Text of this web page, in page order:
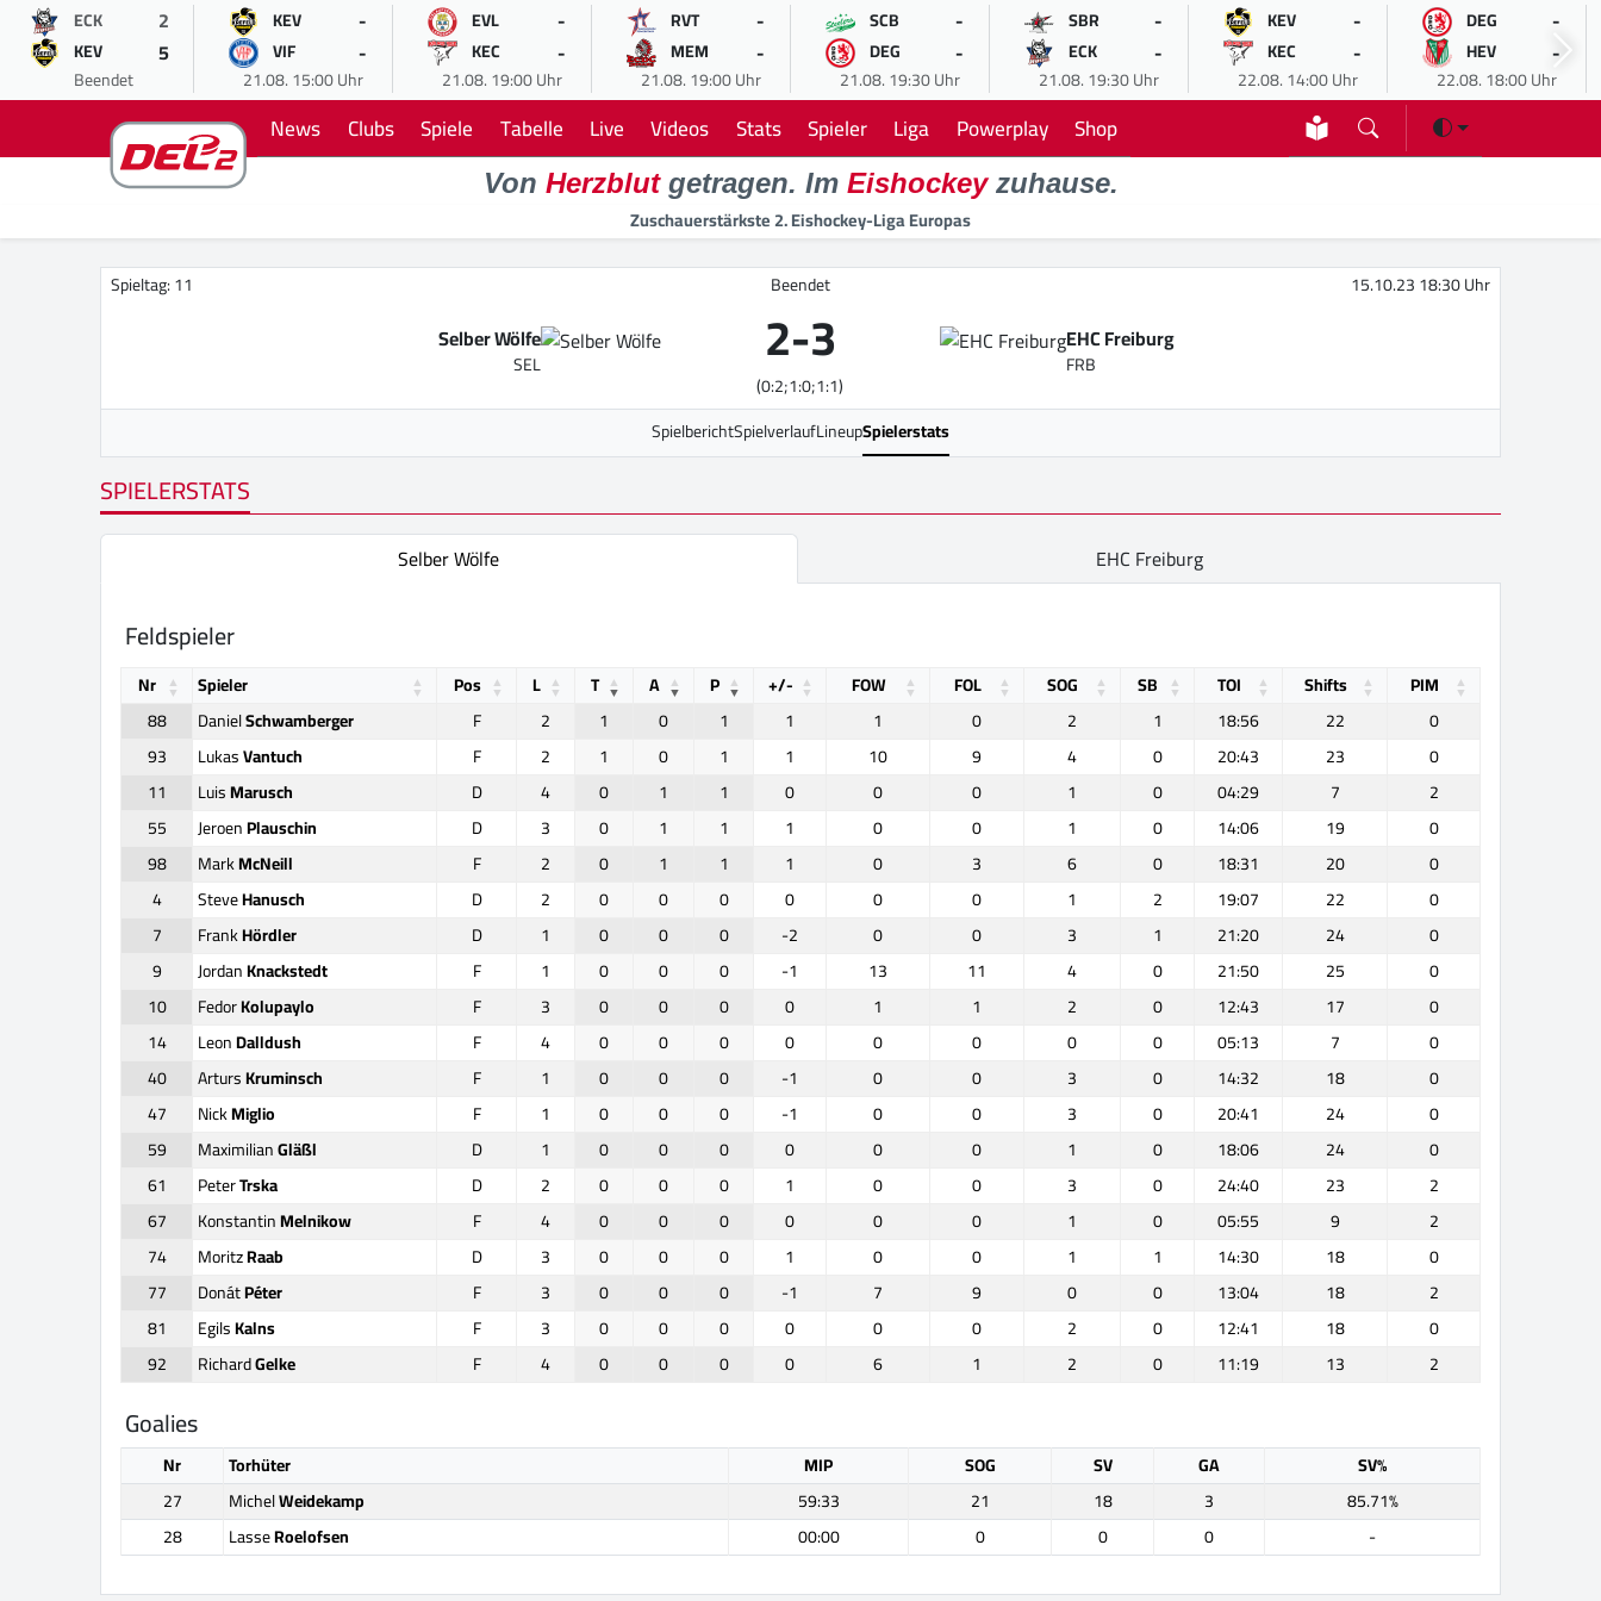
ECK 2
KEV 5
Beendet
KEV -
VIF -
21.08. 15:00 Uhr
EVL -
KEC -
21.08. 19:00 Uhr
RVT -
MEM -
21.08. 19:00 Uhr
SCB -
DEG -
21.08. 19:30 Uhr
SBR -
ECK -
21.08. 19:30 Uhr
KEV -
KEC -
22.08. 14:00 Uhr
DEG -
HEV -
22.08. 18:00 Uhr
News Clubs Spiele Tabelle Live Videos Stats Spieler Liga Powerplay Shop
Von Herzblutgetragen. Im Eishockeyzuhause.
Zuschauerstärkste 2. Eishockey-Liga Europas
Spieltag: 11 Beendet 15.10.23 18:30 Uhr
Selber Wölfe
SEL 2-3
(0:2;1:0;1:1)
EHC Freiburg
FRB
SpielberichtSpielverlaufLineupSpielerstats
SPIELERSTATS
Selber Wölfe EHC Freiburg
Feldspieler
Nr Spieler Pos L T A P +/- FOW FOL SOG SB TOI Shifts
PIM
88
DanielSchwamberger F 2 1 0 1 1 1 0 2 1 18:56 22
0
93
LukasVantuch F 2 1 0 1 1 10 9 4 0 20:43 23
0
11
LuisMarusch D 4 0 1 1 0 0 0 1 0 04:29 7
2
55
JeroenPlauschin D 3 0 1 1 1 0 0 1 0 14:06 19
0
98
MarkMcNeill F 2 0 1 1 1 0 3 6 0 18:31 20
0
4
SteveHanusch D 2 0 0 0 0 0 0 1 2 19:07 22
0
7
FrankHördler D 1 0 0 0 -2 0 0 3 1 21:20 24
0
9
JordanKnackstedt F 1 0 0 0 -1 13 11 4 0 21:50 25
0
10
FedorKolupaylo F 3 0 0 0 0 1 1 2 0 12:43 17
0
14
LeonDalldush F 4 0 0 0 0 0 0 0 0 05:13 7
0
40
ArtursKruminsch F 1 0 0 0 -1 0 0 3 0 14:32 18
0
47
NickMiglio F 1 0 0 0 -1 0 0 3 0 20:41 24
0
59
MaximilianGläßl D 1 0 0 0 0 0 0 1 0 18:06 24
0
61
PeterTrska D 2 0 0 0 1 0 0 3 0 24:40 23
2
67
KonstantinMelnikow F 4 0 0 0 0 0 0 1 0 05:55 9
2
74
MoritzRaab D 3 0 0 0 1 0 0 1 1 14:30 18
0
77
DonátPéter F 3 0 0 0 -1 7 9 0 0 13:04 18
2
81
EgilsKalns F 3 0 0 0 0 0 0 2 0 12:41 18
0
92
RichardGelke F 4 0 0 0 0 6 1 2 0 11:19 13 2
Goalies
Nr Torhüter MIP SOG SV GA
SV%
27
MichelWeidekamp 59:33 21 18 3
85.71%
28
LasseRoelofsen 00:00 0 0 0 -